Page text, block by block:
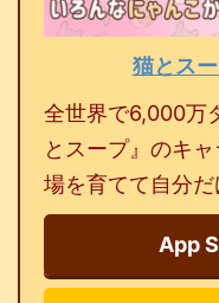
猫とス
全世界で6,000万
とスープ』のキ
場を育てて自分だ
App